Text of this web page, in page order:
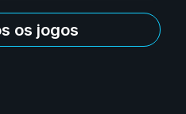
os jogos